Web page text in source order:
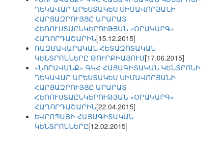
ՂԵԿԱՎԱՐ ԱՐԵՍՏԱԿԵՍ ՍԻՄԱՎՈՐՅԱՆԻ
ՀԱՐՑԱԶՐՈՒՅՑԸ ԱՐԱՐԱՏ
ՀԵՌՈՒՍՏԱԸՆԿԵՐՈՒԹՅԱՆ «ՕՐԱԿԱՐԳ»
ՀԱՂՈՐԴԱՇԱՐԻՆ[15.12.2015]
ՌԱԶՄԱՎԱՐԱԿԱՆ ՀԵՏԱԶՈՏԱԿԱՆ
ԿԵՆՏՐՈՆՆԵՐԸ ԹՈՒՐՔԻԱՅՈՒՄ[17.06.2015]
«ՆՈՐԱՎԱՆՔ» ԳԿՀ ՀԱՅԱԳԻՏԱԿԱՆ ԿԵՆՏՐՈՆԻ
ՂԵԿԱՎԱՐ ԱՐԵՍՏԱԿԵՍ ՍԻՄԱՎՈՐՅԱՆԻ
ՀԱՐՑԱԶՐՈՒՅՑԸ ԱՐԱՐԱՏ
ՀԵՌՈՒՍՏԱԸՆԿԵՐՈՒԹՅԱՆ «ՕՐԱԿԱՐԳ»
ՀԱՂՈՐԴԱՇԱՐԻՆ[22.04.2015]
ԵՎՐՈՊԱՅԻ ՀԱՅԱԳԻՏԱԿԱՆ
ԿԵՆՏՐՈՆՆԵՐԸ[12.02.2015]